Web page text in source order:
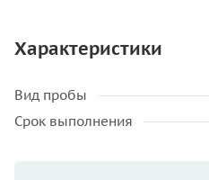
Характеристики
Вид пробы
Срок выполнения